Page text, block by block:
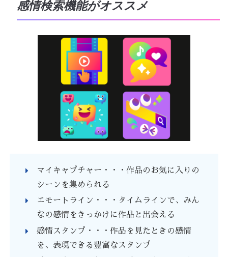
感情検索機能がオススメ
マイキャプチャー・・・作品のお気に入りの
シーンを集められる
エモートライン・・・タイムラインで、みん
なの感情をきっかけに作品と出会える
感情スタンプ・・・作品を見たときの感情
を、表現できる豊富なスタンプ